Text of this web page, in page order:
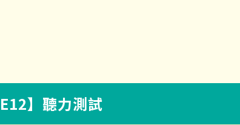
】聽力測試